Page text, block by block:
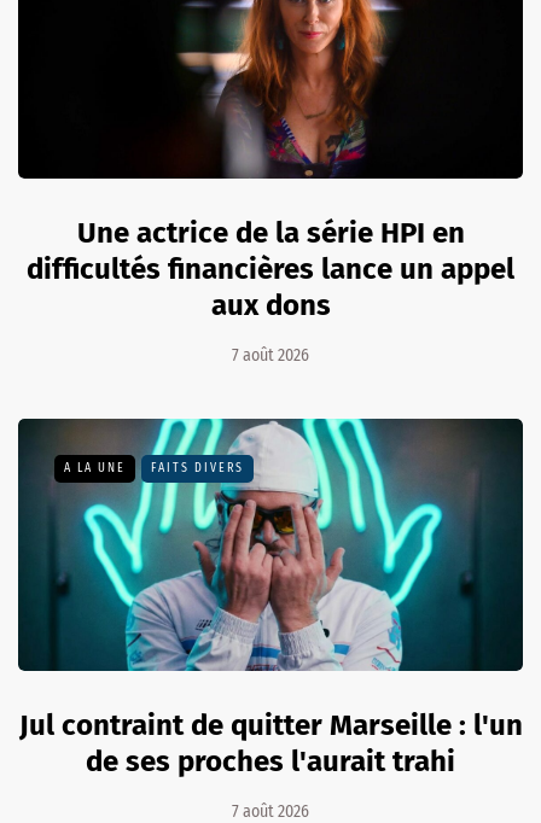
Une actrice de la série HPI en
difficultés financières lance un appel
aux dons
7 août 2026
A LA UNE FAITS DIVERS
Jul contraint de quitter Marseille : l'un
de ses proches l'aurait trahi
7 août 2026